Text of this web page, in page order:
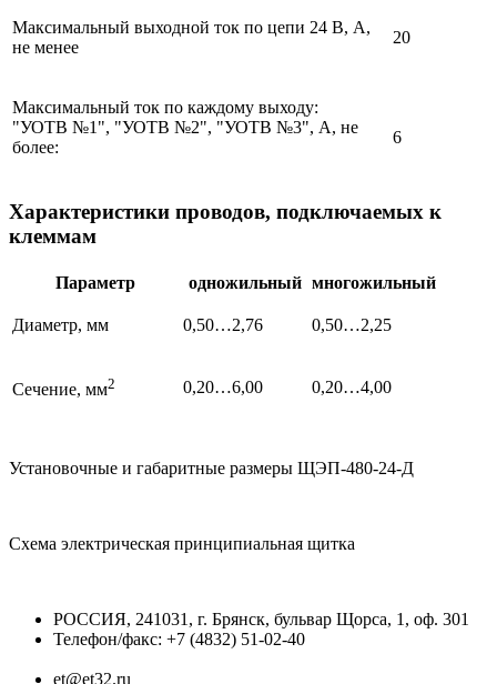
Максимальный выходной ток по цепи 24 В, А,
не менее
20
Максимальный ток по каждому выходу:
"УОТВ №1", "УОТВ №2", "УОТВ №3", А, не
более:
6
Характеристики проводов, подключаемых к
клеммам
Параметр одножильный многожильный
Диаметр, мм 0,50…2,76 0,50…2,25
Сечение, мм2 0,20…6,00 0,20…4,00
Установочные и габаритные размеры ЩЭП-480-24-Д
Схема электрическая принципиальная щитка
РОССИЯ, 241031, г. Брянск, бульвар Щорса, 1, оф. 301
Телефон/факс: +7 (4832) 51-02-40
et@et32.ru